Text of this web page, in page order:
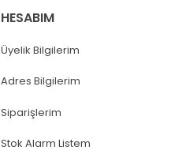
HESABIM
Üyelik Bilgilerim
Adres Bilgilerim
Siparişlerim
Stok Alarm Listem